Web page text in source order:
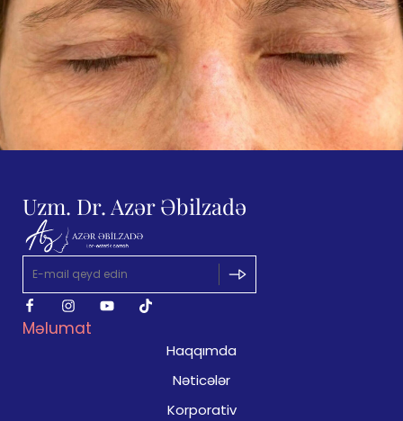
Uzm. Dr. Azər Əbilzadə
Məlumat
Haqqımda
Nəticələr
Korporativ